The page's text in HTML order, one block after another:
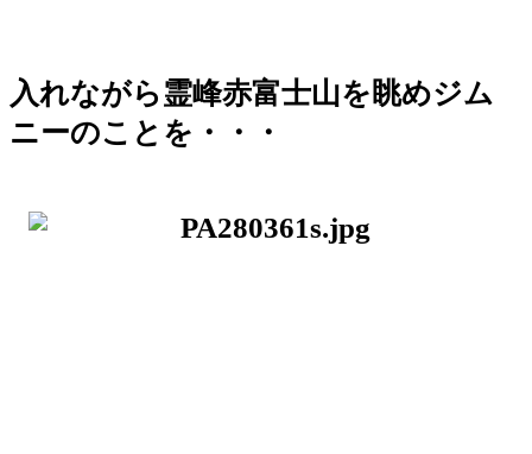
入れながら霊峰赤富士山を眺めジム
ニーのことを・・・